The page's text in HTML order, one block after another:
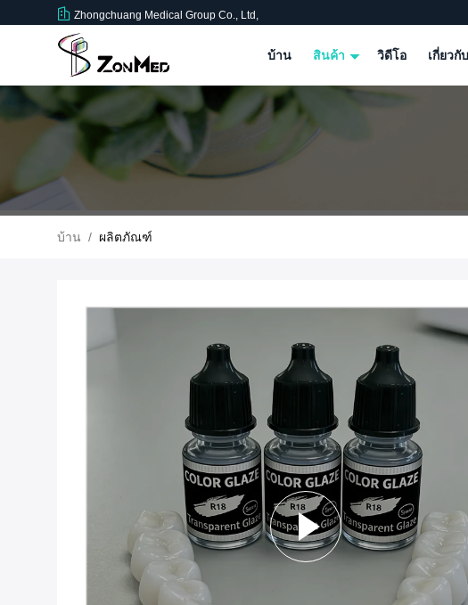
Zhongchuang Medical Group Co., Ltd,
บ้าน สินค้า วิดีโอ เกี่ยวกั
บ้าน / ผลิตภัณฑ์